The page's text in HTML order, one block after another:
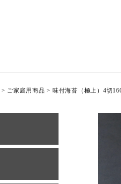
ご家庭用商品 味付海苔（極上）4切